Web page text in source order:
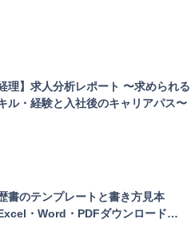
経理】求人分析レポート 〜求められる
ル・経験と入社後のキャリアパス〜
書のテンプレートと書き方見本
Excel・Word・PDFダウンロード…